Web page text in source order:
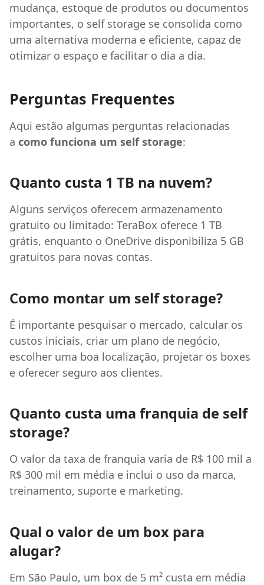
mudança, estoque de produtos ou documentos
importantes, o self storage se consolida como
uma alternativa moderna e eficiente, capaz de
otimizar o espaço e facilitar o dia a dia.
Perguntas Frequentes
Aqui estão algumas perguntas relacionadas
a como funciona um self storage:
Quanto custa 1 TB na nuvem?
Alguns serviços oferecem armazenamento
gratuito ou limitado: TeraBox oferece 1 TB
grátis, enquanto o OneDrive disponibiliza 5 GB
gratuitos para novas contas.
Como montar um self storage?
É importante pesquisar o mercado, calcular os
custos iniciais, criar um plano de negócio,
escolher uma boa localização, projetar os boxes
e oferecer seguro aos clientes.
Quanto custa uma franquia de self
storage?
O valor da taxa de franquia varia de R$ 100 mil a
R$ 300 mil em média e inclui o uso da marca,
treinamento, suporte e marketing.
Qual o valor de um box para
alugar?
Em São Paulo, um box de 5 m² custa em média